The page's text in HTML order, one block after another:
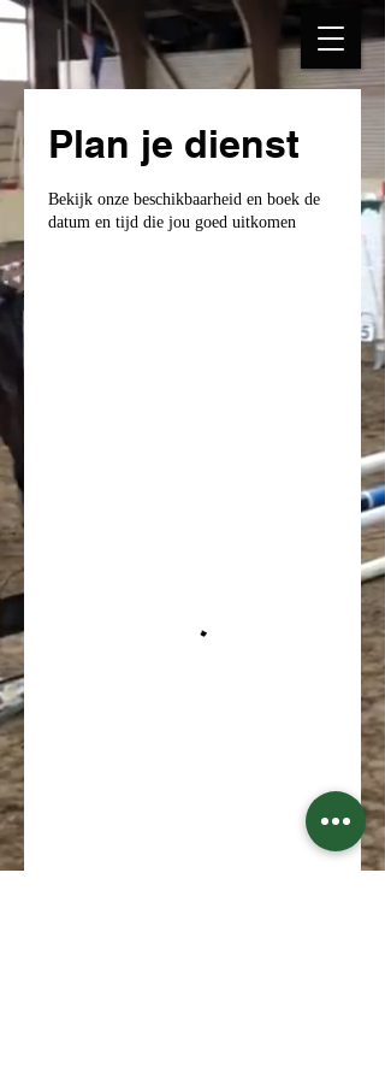
Plan je dienst
Bekijk onze beschikbaarheid en boek de
datum en tijd die jou goed uitkomen